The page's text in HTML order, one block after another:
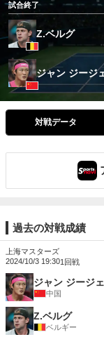
試合終了
Z.ベルグ
ジャン ジージ
対戦データ
過去の対戦成績
上海マスターズ
2024/10/3 19:301回戦
ジャン ジージ
中国
Z.ベルグ
ベルギー